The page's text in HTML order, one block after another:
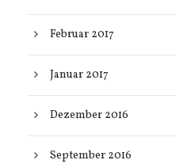
Februar 2017
Januar 2017
Dezember 2016
September 2016